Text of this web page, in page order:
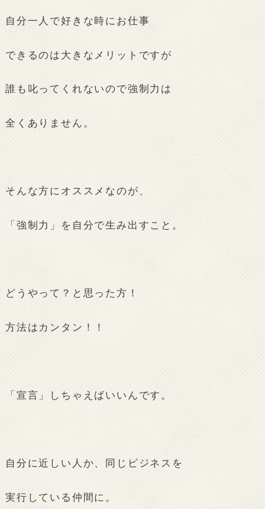
自分一人で好きな時にお仕事
できるのは大きなメリットですが
誰も叱ってくれないので強制力は
全くありません。
そんな方にオススメなのが、
「強制力」を自分で生み出すこと。
どうやって？と思った方！
方法はカンタン！！
「宣言」しちゃえばいいんです。
自分に近しい人か、同じビジネスを
実行している仲間に。